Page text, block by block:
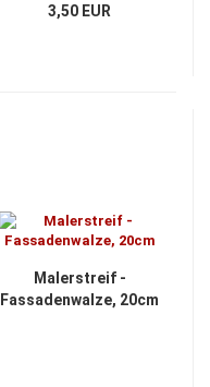
3,50 EUR
Malerstreif -
Fassadenwalze, 20cm